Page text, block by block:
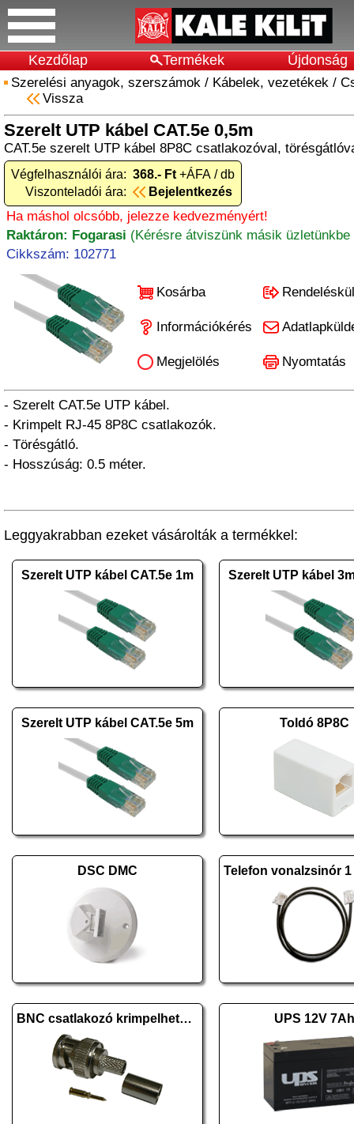
Kezdőlap Termékek Újdonság
Szerelési anyagok, szerszámok / Kábelek, vezetékek /
Vissza
Szerelt UTP kábel CAT.5e 0,5m
CAT.5e szerelt UTP kábel 8P8C csatlakozóval,
Végfelhasználói ára: 368.- Ft +ÁFA / db
Viszonteladói ára:
Bejelentkezés
Ha máshol olcsóbb, jelezze kedvezményért!
Raktáron: Fogarasi (Kérésre átviszünk másik üzletünkbe
Cikkszám: 102771
Kosárba
Információkérés
Megjelölés Nyomtatás
- Szerelt CAT.5e UTP kábel.
- Krimpelt RJ-45 8P8C csatlakozók.
- Törésgátló.
- Hosszúság: 0.5 méter.
Leggyakrabban ezeket vásárolták a termékkel:
Szerelt UTP kábel CAT.5e 1m Szerelt UTP kábel
Szerelt UTP kábel CAT.5e 5m Toldó 8P8C
DSC DMC
BNC csatlakozó krimpelhető 75 Ohm RG-59 UPS 12V 7Ah